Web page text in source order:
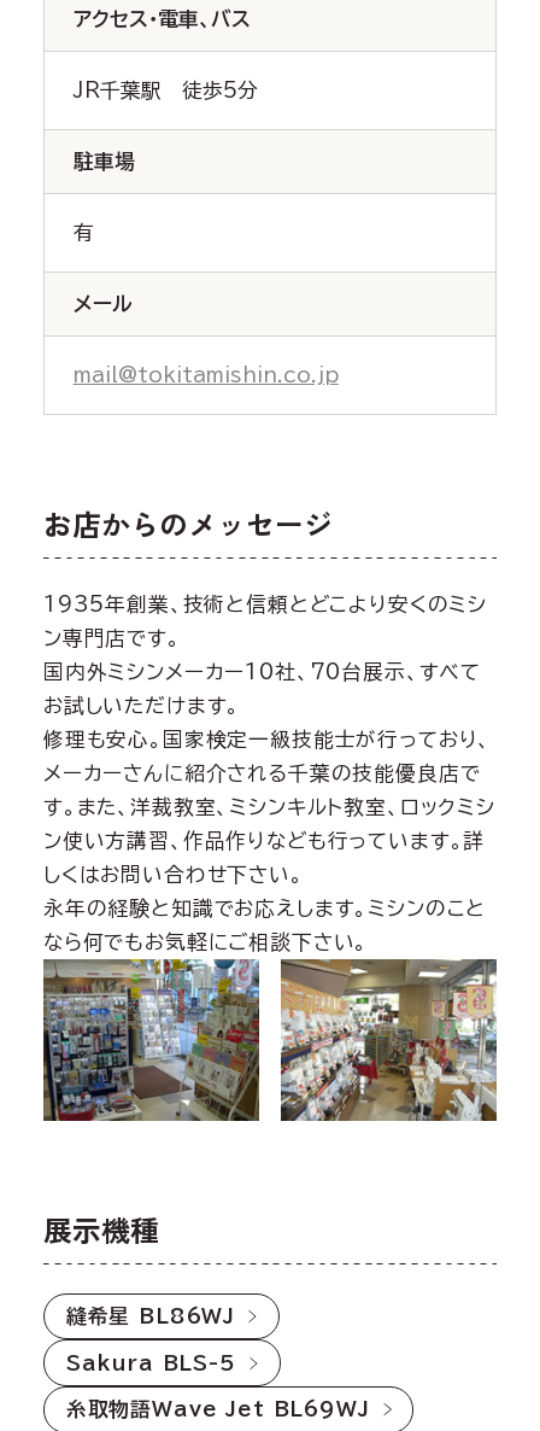
アクセス・電車、バス
JR千葉駅 徒歩5分
駐車場
有
メール
mail@tokitamishin.co.jp
お店からのメッセージ
1935年創業、技術と信頼とどこより安くのミシ
ン専門店です。
国内外ミシンメーカー10社、70台展示、すべて
お試しいただけます。
修理も安心。国家検定一級技能士が行っており、
メーカーさんに紹介される千葉の技能優良店で
す。また、洋裁教室、ミシンキルト教室、ロックミシ
ン使い方講習、作品作りなども行っています。詳
しくはお問い合わせ下さい。
永年の経験と知識でお応えします。ミシンのこと
なら何でもお気軽にご相談下さい。
展示機種
縫希星 BL86WJ
Sakura BLS-5
糸取物語Wave Jet BL69WJ